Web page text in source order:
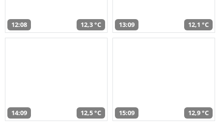
12:08 12,3 °C 13:09 12,1 °C
14:09 12,5 °C 15:09 12,9 °C